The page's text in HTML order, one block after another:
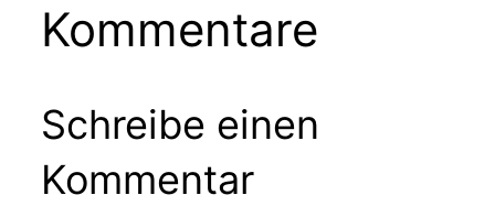
Kommentare
Schreibe einen
Kommentar